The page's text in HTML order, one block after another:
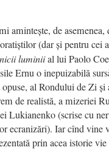
aminteș­te, de
(dar și pentru cei
luminiial lui Paolo
Ernu o inepuizabilă
al Rondului de Zi
de realistă, a mizeriei
Lukianenko (scrise cu
ecranizări). Iar cînd vine
prin acea istorie